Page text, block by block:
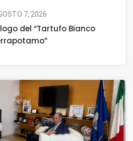
7, 2026
del “Tartufo Bianco